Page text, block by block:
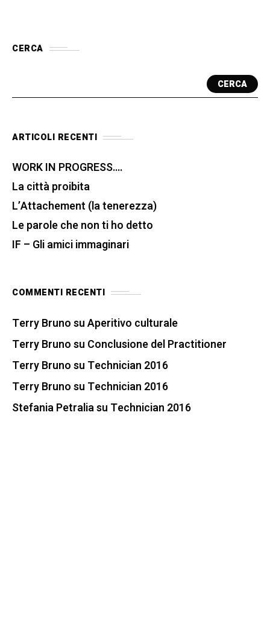
CERCA
CERCA
ARTICOLI RECENTI
WORK IN PROGRESS….
La città proibita
L’Attachement (la tenerezza)
Le parole che non ti ho detto
IF – Gli amici immaginari
COMMENTI RECENTI
Terry BrunosuAperitivo culturale
Terry Brunosu Conclusione del Practitioner
Terry Brunosu Technician 2016
Terry Brunosu Technician 2016
Stefania Petraliasu Technician 2016